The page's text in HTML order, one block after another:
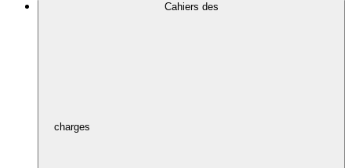
Cahiers des
charges